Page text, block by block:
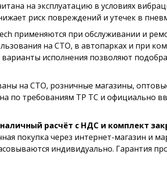
на эксплуатацию в условиях
риск повреждений и утечек в
применяются при обслуживании и
на СТО, в автопарках и при
варианты исполнения позволяют
на СТО, розничные магазины,
по требованиям ТР ТС и официально
расчёт с НДС и комплект
покупка через интернет-магазин и
индивидуально. Гарантия